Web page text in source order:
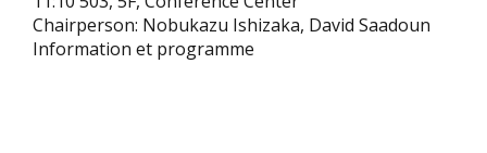
Chairperson: Nobukazu Ishizaka, David Saadoun
Information et programme